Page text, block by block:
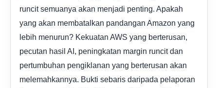
runcit semuanya akan menjadi penting. Apakah
yang akan membatalkan pandangan Amazon yang
lebih menurun? Kekuatan AWS yang berterusan,
pecutan hasil AI, peningkatan margin runcit dan
pertumbuhan pengiklanan yang berterusan akan
melemahkannya. Bukti sebaris daripada pelaporan